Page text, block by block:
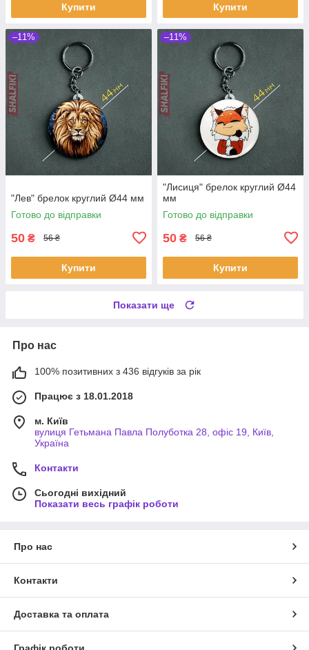
Купити Купити
–11%
"Лев" брелок круглий Ø44 мм
Готово до відправки
50 ₴ 56 ₴
Купити
–11%
"Лисиця" брелок круглий Ø44
мм
Готово до відправки
50 ₴ 56 ₴
Купити
Показати ще
Про нас
100% позитивних з 436 відгуків за рік
Працює з 18.01.2018
м. Київ
вулиця Гетьмана Павла Полуботка 28, офіс 19, Київ,
Україна
Контакти
Сьогодні вихідний
Показати весь графік роботи
Про нас
Контакти
Доставка та оплата
Графік роботи